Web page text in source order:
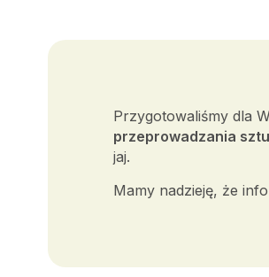
Przygotowaliśmy dla
przeprowadzania
jaj.
Mamy nadzieję, że